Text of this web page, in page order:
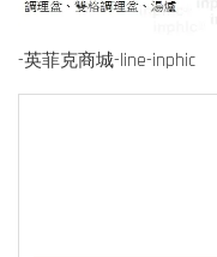
-英菲克商城-line-inphic